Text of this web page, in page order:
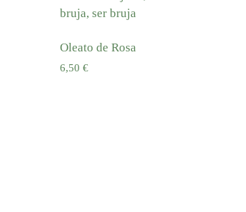
Oleato de Rosa
6,50 €